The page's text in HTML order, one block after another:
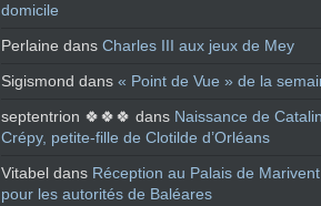
domicile
Perlaine dansCharles III aux jeux de Mey
Sigismond dans« Point de Vue » de la
septentrion 🍀🍀🍀 dans Naissance de
Crépy, petite-fille de Clotilde d’Orléans
Vitabel dans Réception au Palais de Marivent
pour les autorités de Baléares